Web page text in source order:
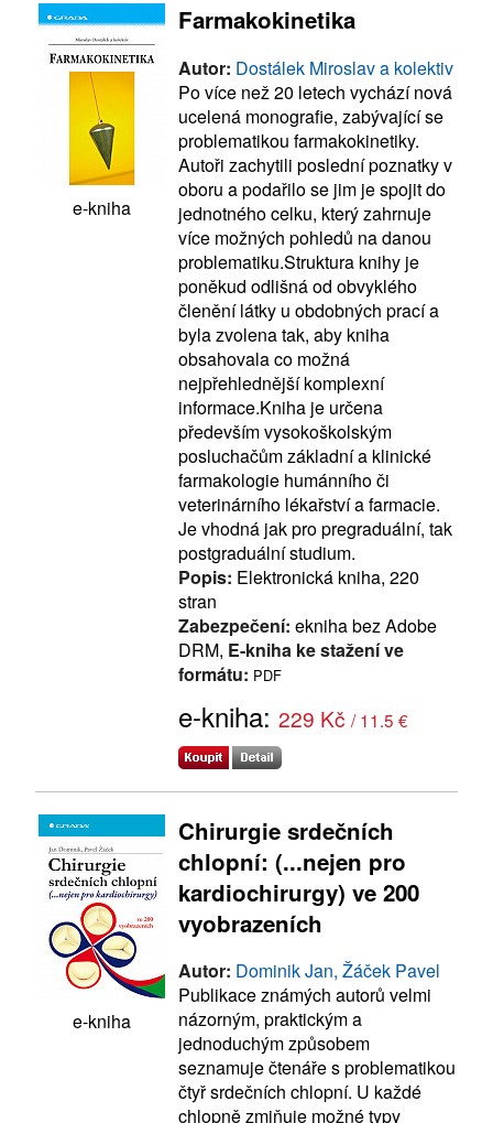
e-kniha
Farmakokinetika
Autor: Dostálek Miroslav a kolektiv
Po více než 20 letech vychází nová
ucelená monografie, zabývající se
problematikou farmakokinetiky.
Autoři zachytili poslední poznatky v
oboru a podařilo se jim je spojit do
jednotného celku, který zahrnuje
více možných pohledů na danou
problematiku.Struktura knihy je
poněkud odlišná od obvyklého
členění látky u obdobných prací a
byla zvolena tak, aby kniha
obsahovala co možná
nejpřehlednější komplexní
informace.Kniha je určena
především vysokoškolským
posluchačům základní a klinické
farmakologie humánního či
veterinárního lékařství a farmacie.
Je vhodná jak pro pregraduální, tak
postgraduální studium.
Popis: Elektronická kniha, 220
stran
Zabezpečení: ekniha bez Adobe
DRM, E-kniha ke stažení ve
formátu: PDF
e-kniha: 229 Kč / 11.5 €
e-kniha
Chirurgie srdečních
chlopní: (...nejen pro
kardiochirurgy) ve 200
vyobrazeních
Autor: Dominik Jan, Žáček Pavel
Publikace známých autorů velmi
názorným, praktickým a
jednoduchým způsobem
seznamuje čtenáře s problematikou
čtyř srdečních chlopní. U každé
chlopně zmiňuje možné typy